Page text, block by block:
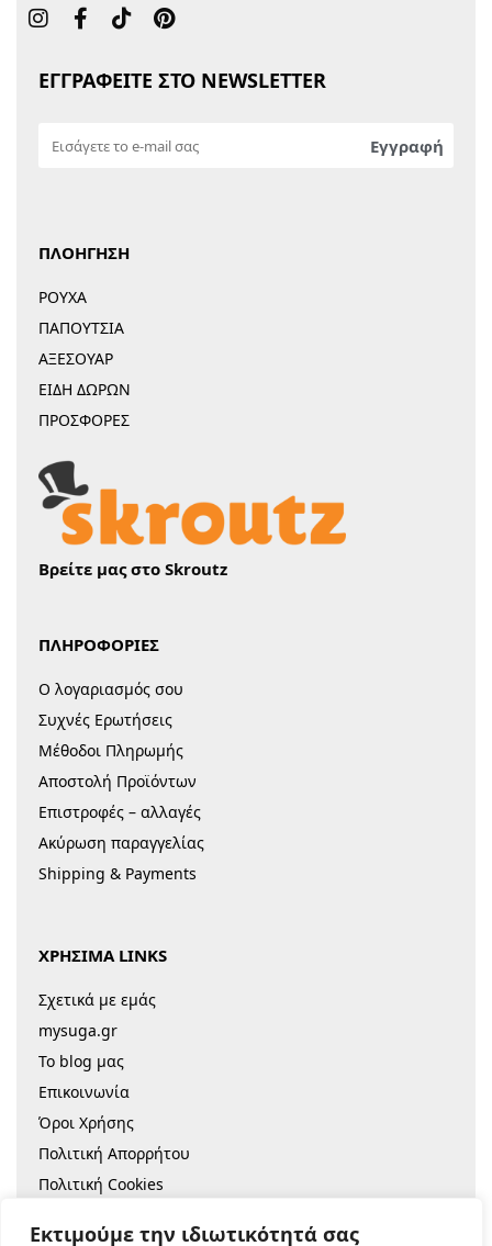
Εκτιμούμε την ιδιωτικότητά σας
ΕΓΓΡΑΦΕΙΤΕ ΣΤΟ NEWSLETTER
ΠΛΟΗΓΗΣΗ
ΡΟΥΧΑ
ΠΑΠΟΥΤΣΙΑ
ΑΞΕΣΟΥΑΡ
ΕΙΔΗ ΔΩΡΩΝ
ΠΡΟΣΦΟΡΕΣ
Βρείτε μας στο Skroutz
ΠΛΗΡΟΦΟΡΙΕΣ
Ο λογαριασμός σου
Συχνές Ερωτήσεις
Μέθοδοι Πληρωμής
Αποστολή Προϊόντων
Επιστροφές – αλλαγές
Ακύρωση παραγγελίας
Shipping & Payments
ΧΡΗΣΙΜΑ LINKS
Σχετικά με εμάς
mysuga.gr
Το blog μας
Επικοινωνία
Όροι Χρήσης
Πολιτική Απορρήτου
Πολιτική Cookies